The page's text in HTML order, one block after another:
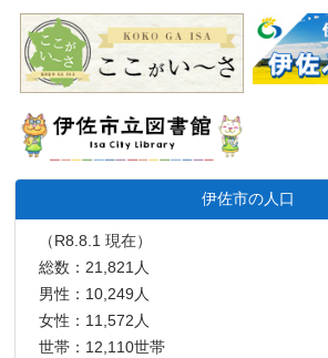
伊佐市の人口
（R8.8.1 現在）
総数：21,821人
男性：10,249人
女性：11,572人
世帯：12,110世帯